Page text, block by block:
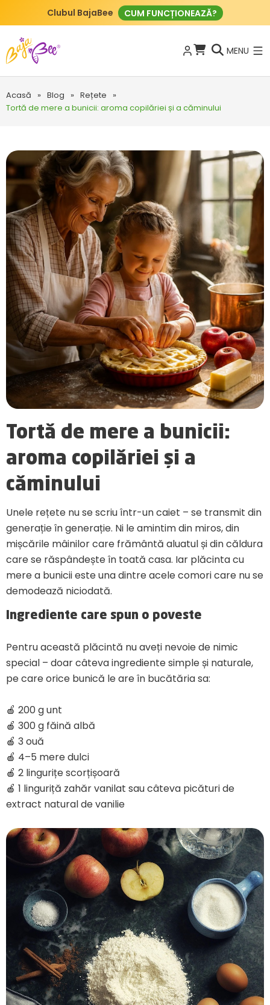
Clubul BajaBee CUM FUNCȚIONEAZĂ?
MENU
Acasă » Blog » Rețete
»
Tortă de mere a bunicii: aroma copilăriei și a căminului
Tortă de mere a bunicii:
aroma copilăriei și a
căminului
Unele rețete nu se scriu într-un caiet – se transmit din
generație în generație. Ni le amintim din miros, din
mișcările mâinilor care frământă aluatul și din căldura
care se răspândește în toată casa. Iar plăcinta cu
mere a bunicii este una dintre acele comori care nu se
demodează niciodată.
Ingrediente care spun o poveste
Pentru această plăcintă nu aveți nevoie de nimic
special – doar câteva ingrediente simple și naturale,
pe care orice bunică le are în bucătăria sa:
🍎 200 g unt
🍎 300 g făină albă
🍎 3 ouă
🍎 4–5 mere dulci
🍎 2 lingurițe scorțișoară
🍎 1 linguriță zahăr vanilat sau câteva picături de
extract natural de vanilie